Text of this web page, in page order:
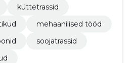
küttetrassid
mehaanilised tööd
soojatrassid